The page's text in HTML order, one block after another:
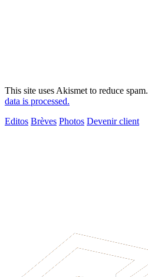
This site uses Akismet to reduce spam.
data is processed.
Editos Brèves Photos Devenir client